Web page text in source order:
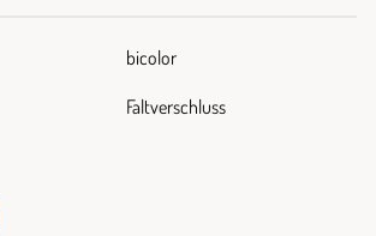
bicolor
Faltverschluss